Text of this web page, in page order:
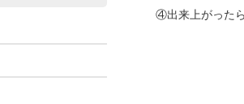
④出来上がった